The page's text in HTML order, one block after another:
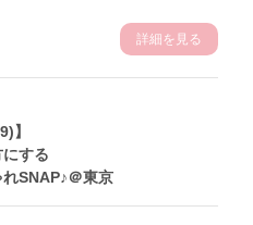
詳細を見る
】
する
SNAP♪＠東京